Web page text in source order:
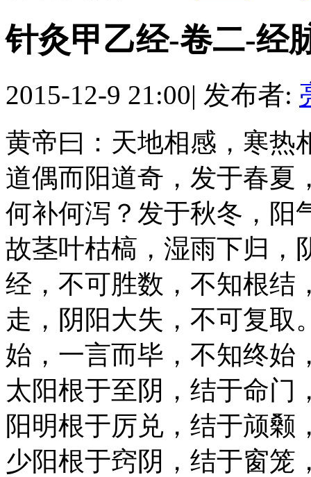
针灸甲乙经-卷二-经
2015-12-9 21:00| 发布者:
黄帝曰：天地相感，寒热
道偶而阳道奇，发于春夏
何补何泻？发于秋冬，阳
故茎叶枯槁，湿雨下归，
经，不可胜数，不知根结
走，阴阳大失，不可复取
始，一言而毕，不知终始
太阳根于至阴，结于命门
阳明根于厉兑，结于颃颡
少阳根于窍阴，结于窗笼